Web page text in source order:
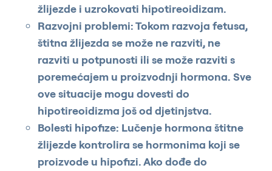
žlijezde i uzrokovati hipotireoidizam.
Razvojni problemi: Tokom razvoja fetusa,
štitna žlijezda se može ne razviti, ne
razviti u potpunosti ili se može razviti s
poremećajem u proizvodnji hormona. Sve
ove situacije mogu dovesti do
hipotireoidizma još od djetinjstva.
Bolesti hipofize: Lučenje hormona štitne
žlijezde kontrolira se hormonima koji se
proizvode u hipofizi. Ako dođe do